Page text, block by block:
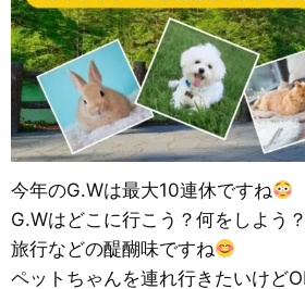
今年のG.Wは最大10連休ですね
G.Wはどこに行こう？何をしよう
旅行などの醍醐味ですね
ペットちゃんを連れ行きたいけど